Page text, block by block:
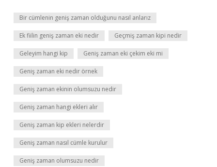
Bir cümlenin geniş zaman olduğunu nasıl anlarız
Ek fiilin geniş zaman eki nedir Geçmiş zaman kipi nedir
Geleyim hangi kip Geniş zaman eki çekim eki mi
Geniş zaman eki nedir örnek
Geniş zaman ekinin olumsuzu nedir
Geniş zaman hangi ekleri alır
Geniş zaman kip ekleri nelerdir
Geniş zaman nasıl cümle kurulur
Geniş zaman olumsuzu nedir